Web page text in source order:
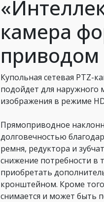
камера
приводом
Купольная сетевая PTZ-
подойдет для наружного
изображения в режиме
Прямоприводное
долговечностью
ремня, редуктора и
снижение потребности в
приобретать
кронштейном. Кроме
снимается и может быть